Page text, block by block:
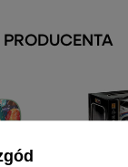
PRODUCENTA